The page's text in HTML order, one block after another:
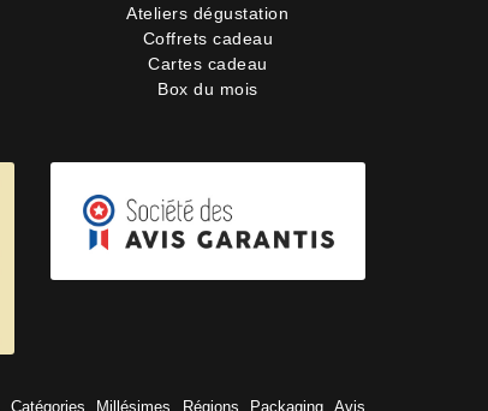
Ateliers dégustation
Coffrets cadeau
Cartes cadeau
Box du mois
Catégories Millésimes Régions Packaging Avis